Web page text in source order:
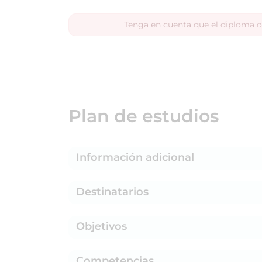
Tenga en cuenta que el diploma
Plan de estudios
Información adicional
Destinatarios
Objetivos